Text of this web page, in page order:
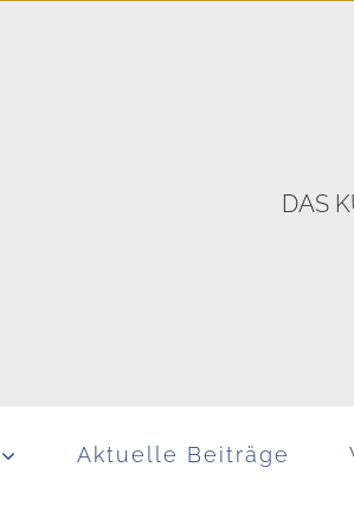
DAS
Aktuelle Beiträge